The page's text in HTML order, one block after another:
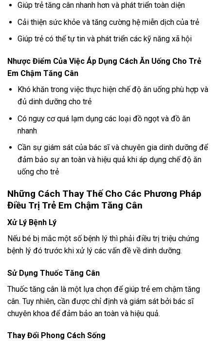
Giúp trẻ tăng cân nhanh hơn và phát triển toàn diện
Cải thiện sức khỏe và tăng cường hệ miễn dịch của trẻ
Giúp trẻ có thể tự tin và phát triển các kỹ năng xã hội
Nhược Điểm Của Việc Áp Dụng Cách Ăn Uống Cho Trẻ
Em Chậm Tăng Cân
Khó khăn trong việc thực hiện chế độ ăn uống phù hợp và
đủ dinh dưỡng cho trẻ
Có nguy cơ quá lạm dụng các loại đồ ngọt và đồ ăn
nhanh
Cần sự giám sát của bác sĩ và chuyên gia dinh dưỡng để
đảm bảo sự an toàn và hiệu quả khi áp dụng chế độ ăn
uống cho trẻ
Những Cách Thay Thế Cho Các Phương Pháp
Điều Trị Trẻ Em Chậm Tăng Cân
Xử Lý Bệnh Lý
Nếu bé bị mắc một số bệnh lý thì phải điều trị triệu chứng
bệnh lý đó trước khi xử lý các vấn đề về dinh dưỡng.
Sử Dụng Thuốc Tăng Cân
Thuốc tăng cân là một lựa chọn để giúp trẻ em chậm tăng
cân. Tuy nhiên, cần được chỉ định và giám sát bởi bác sĩ
chuyên khoa để đảm bảo an toàn và hiệu quả.
Thay Đổi Phong Cách Sống